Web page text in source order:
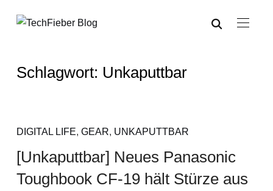
Schlagwort: Unkaputtbar
DIGITAL LIFE, GEAR, UNKAPUTTBAR
[Unkaputtbar] Neues Panasonic
Toughbook CF-19 hält Stürze aus